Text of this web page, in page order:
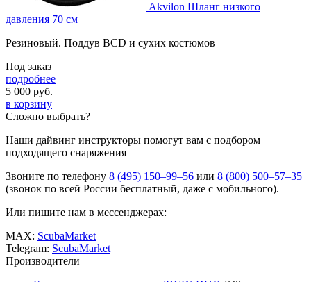
Akvilon Шланг низкого
давления 70 см
Резиновый. Поддув BCD и сухих костюмов
Под заказ
подробнее
5 000 руб.
в корзину
Сложно выбрать?
Наши дайвинг инструкторы помогут вам с подбором
подходящего снаряжения
Звоните по телефону 8 (495) 150–99–56 или 8 (800) 500–57–35
(звонок по всей России бесплатный, даже с мобильного).
Или пишите нам в мессенджерах:
MAX: ScubaMarket
Telegram: ScubaMarket
Производители